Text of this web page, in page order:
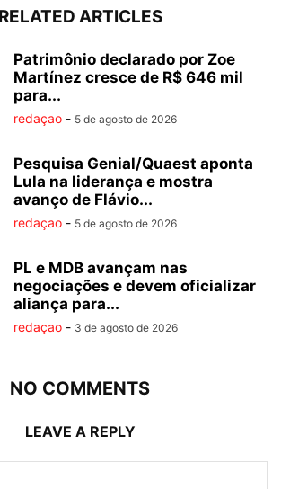
RELATED ARTICLES
Patrimônio declarado por Zoe
Martínez cresce de R$ 646 mil
para...
redaçao - 5 de agosto de 2026
Pesquisa Genial/Quaest aponta
Lula na liderança e mostra
avanço de Flávio...
redaçao - 5 de agosto de 2026
PL e MDB avançam nas
negociações e devem oficializar
aliança para...
redaçao - 3 de agosto de 2026
NO COMMENTS
LEAVE A REPLY